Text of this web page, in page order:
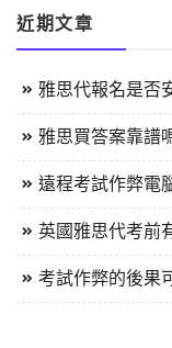
近期文章
雅思代報名是否
雅思買答案靠譜
遠程考試作弊電
英國雅思代考前
考試作弊的後果